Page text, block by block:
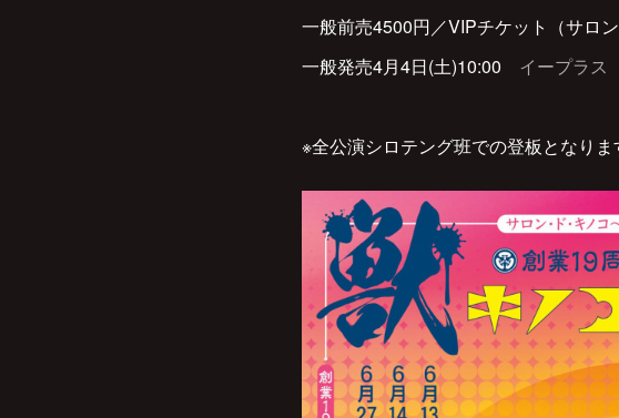
一般前売4500円／VIPチケット（サロ
一般発売4月4日(土)10:00 イープラス
※全公演シロテング班での登板となりま